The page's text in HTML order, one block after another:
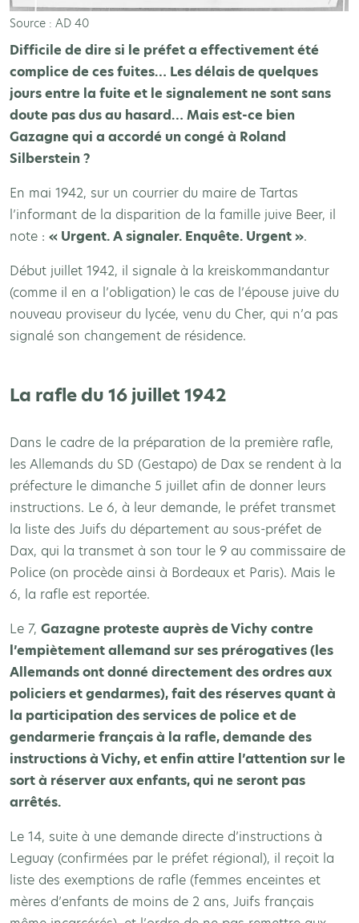
Source : AD 40
Difficile de dire si le préfet a effectivement été
complice de ces fuites… Les délais de quelques
jours entre la fuite et le signalement ne sont sans
doute pas dus au hasard… Mais est-ce bien
Gazagne qui a accordé un congé à Roland
Silberstein ?
En mai 1942, sur un courrier du maire de Tartas
l’informant de la disparition de la famille juive Beer, il
note : « Urgent. A signaler. Enquête. Urgent ».
Début juillet 1942, il signale à la kreiskommandantur
(comme il en a l’obligation) le cas de l’épouse juive du
nouveau proviseur du lycée, venu du Cher, qui n’a pas
signalé son changement de résidence.
La rafle du 16 juillet 1942
Dans le cadre de la préparation de la première rafle,
les Allemands du SD (Gestapo) de Dax se rendent à la
préfecture le dimanche 5 juillet afin de donner leurs
instructions. Le 6, à leur demande, le préfet transmet
la liste des Juifs du département au sous-préfet de
Dax, qui la transmet à son tour le 9 au commissaire de
Police (on procède ainsi à Bordeaux et Paris). Mais le
6, la rafle est reportée.
Le 7, Gazagne proteste auprès de Vichy contre
l’empiètement allemand sur ses prérogatives (les
Allemands ont donné directement des ordres aux
policiers et gendarmes), fait des réserves quant à
la participation des services de police et de
gendarmerie français à la rafle, demande des
instructions à Vichy, et enfin attire l’attention sur le
sort à réserver aux enfants, qui ne seront pas
arrêtés.
Le 14, suite à une demande directe d’instructions à
Leguay (confirmées par le préfet régional), il reçoit la
liste des exemptions de rafle (femmes enceintes et
mères d’enfants de moins de 2 ans, Juifs français